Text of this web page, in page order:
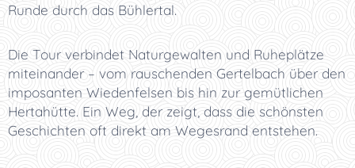
Runde durch das Bühlertal.
Die Tour verbindet Naturgewalten und Ruheplätze
miteinander – vom rauschenden Gertelbach über den
imposanten Wiedenfelsen bis hin zur gemütlichen
Hertahütte. Ein Weg, der zeigt, dass die schönsten
Geschichten oft direkt am Wegesrand entstehen.